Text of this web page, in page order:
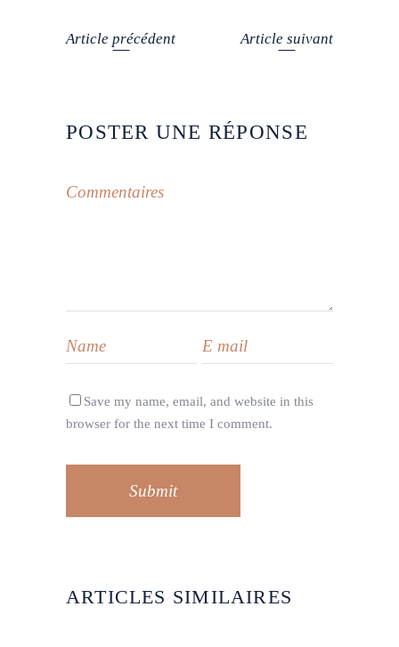
Article précédent Article suivant
POSTER UNE RÉPONSE
Save my name, email, and website in this
browser for the next time I comment.
Submit
ARTICLES SIMILAIRES